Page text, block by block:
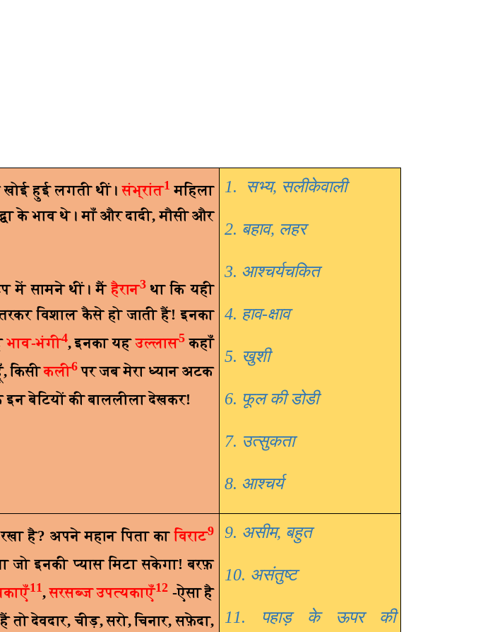
हुई लगती थीं।संभ्रांत1 महिला
के भाव थे। माँ और दादी, मौसी और
में सामने थीं। मैंहैरान3था कि यही
विशाल कैसे हो जाती हैं! इनका
भाव-भंगी4,इनका यहउल्लास5 कहाँ
,किसीकली6पर जब मेरा ध्यान अटक
इन बेटियों की बाललीला देखकर!
1. सभ्य, सलीकेवाली
2. बहाव, लहर
3. आश्चर्यचकित
4. हाव-क्षाव
5. खुशी
6. फूल की डोडी
7. उत्सुकता
8. आश्चर्य
है? अपने महान पिता काविराट9
जो इनकी प्यास मिटा सकेगा! बरफ़
11,सरसब्ज उपत्यकाएँ12 -ऐसा है
देवदार,चीड़,सरो,चिनार,सफ़ेदा,
9. असीम, बहुत
10. असंतुष्ट
11. पहाड़ के ऊपर की